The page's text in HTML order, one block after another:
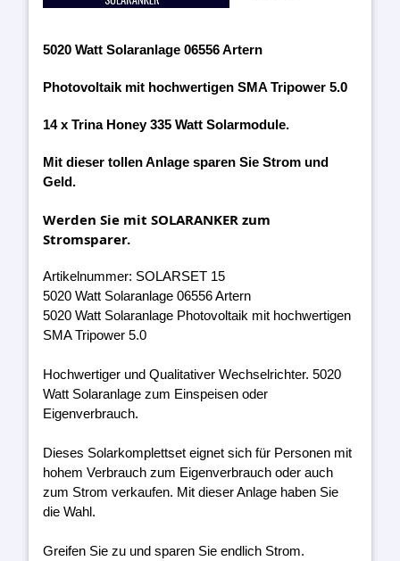
5020 Watt Solaranlage 06556 Artern
Photovoltaik mit hochwertigen SMA Tripower 5.0
14 x Trina Honey 335 Watt Solarmodule.
Mit dieser tollen Anlage sparen Sie Strom und
Geld.
Werden Sie mit SOLARANKER zum
Stromsparer.
Artikelnummer: SOLARSET 15
5020 Watt Solaranlage 06556 Artern
5020 Watt Solaranlage Photovoltaik mit hochwertigen
SMA Tripower 5.0
Hochwertiger und Qualitativer Wechselrichter. 5020
Watt Solaranlage zum Einspeisen oder
Eigenverbrauch.
Dieses Solarkomplettset eignet sich für Personen mit
hohem Verbrauch zum Eigenverbrauch oder auch
zum Strom verkaufen. Mit dieser Anlage haben Sie
die Wahl.
Greifen Sie zu und sparen Sie endlich Strom.